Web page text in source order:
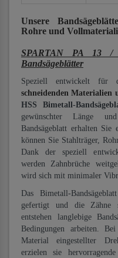
Unsere
Rohre und
SPARTAN PA 13
Bandsägeblätter
Speziell entwickelt für
schneidenden Materialien
HSS Bimetall-
gewünschter Länge
Bandsägeblatt erhalten Sie
können Sie Stahlträger,
Dank der speziell
werden Zahnbrüche
wird sich mit minimaler
Das Bimetall-
gefertigt und die Zähne
entstehen langlebige
Bedingungen arbeiten.
Material eingestellter
erzielen sie